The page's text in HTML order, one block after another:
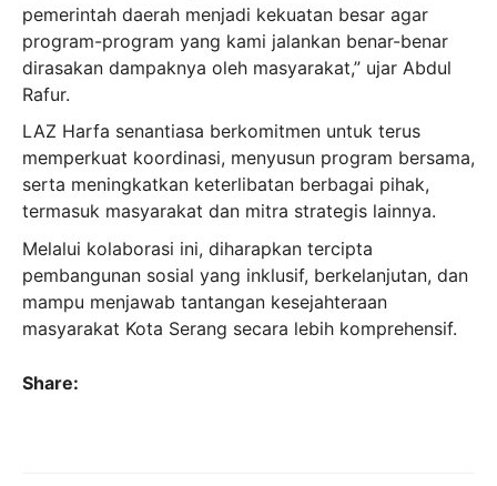
pemerintah daerah menjadi kekuatan besar agar
program-program yang kami jalankan benar-benar
dirasakan dampaknya oleh masyarakat,” ujar Abdul
Rafur.
LAZ Harfa senantiasa berkomitmen untuk terus
memperkuat koordinasi, menyusun program bersama,
serta meningkatkan keterlibatan berbagai pihak,
termasuk masyarakat dan mitra strategis lainnya.
Melalui kolaborasi ini, diharapkan tercipta
pembangunan sosial yang inklusif, berkelanjutan, dan
mampu menjawab tantangan kesejahteraan
masyarakat Kota Serang secara lebih komprehensif.
Share: